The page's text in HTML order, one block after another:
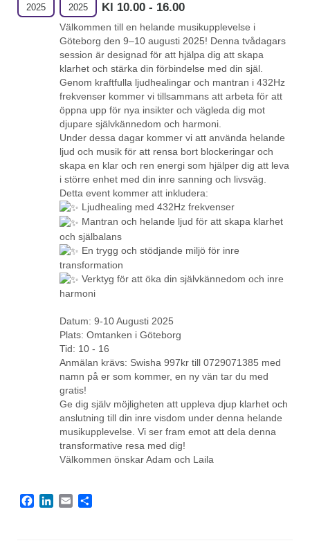
2025 2025 Kl 10.00 - 16.00
Välkommen till en helande musikupplevelse i
Göteborg den 9–10 augusti 2025! Denna tvådagars
session är designad för att hjälpa dig att skapa
klarhet och stärka din förbindelse med din själ.
Genom kraftfulla ljudhealingar och mantran i 432Hz
frekvenser kommer vi tillsammans att arbeta för att
öppna upp för nya insikter och vägleda dig mot
djupare självkännedom och harmoni.
Under dessa dagar kommer vi att använda helande
ljud och musik för att rensa bort blockeringar och
skapa en klar och ren energi som hjälper dig att leva
i större enhet med din inre sanning och livsväg.
Detta event kommer att inkludera:
Ljudhealing med 432Hz frekvenser
Mantran och helande ljud för att skapa klarhet
och själbalans
En trygg och stödjande miljö för inre
transformation
Verktyg för att öka din självkännedom och inre
harmoni
Datum: 9-10 Augusti 2025
Plats: Omtanken i Göteborg
Tid: 10 - 16
Anmälan krävs: Swisha 997kr till 0729071385 med
namn på er som kommer, en ny vän tar du med
gratis!
Ge dig själv möjligheten att uppleva djup klarhet och
anslutning till din inre visdom under denna helande
musikupplevelse. Vi ser fram emot att dela denna
transformative resa med dig!
Välkommen önskar Adam och Laila
Facebook
LinkedIn
Email